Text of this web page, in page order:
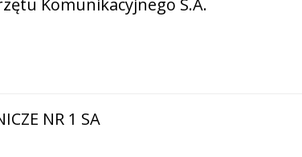
Komunikacyjnego S.A.
NR 1 SA